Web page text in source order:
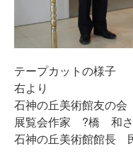
テープカットの様子
右より
石神の丘美術館友の
展覧会作家 ?橋 和
石神の丘美術館館長